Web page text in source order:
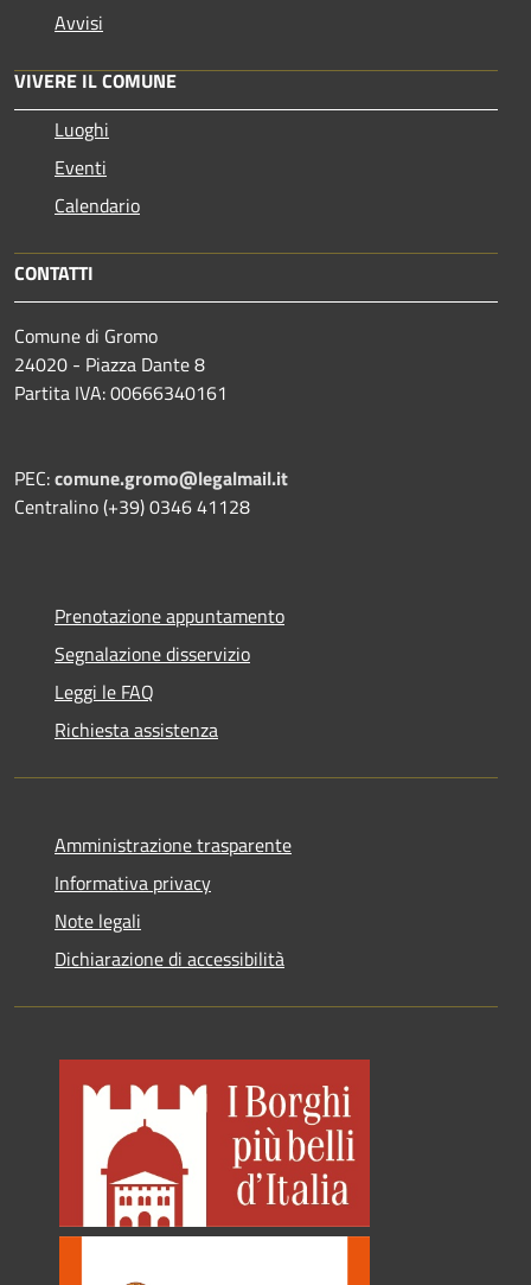
Avvisi
VIVERE IL COMUNE
Luoghi
Eventi
Calendario
CONTATTI
Comune di Gromo
24020 - Piazza Dante 8
Partita IVA: 00666340161
PEC:comune.gromo@legalmail.it
Centralino (+39) 0346 41128
Prenotazione appuntamento
Segnalazione disservizio
Leggi le FAQ
Richiesta assistenza
Amministrazione trasparente
Informativa privacy
Note legali
Dichiarazione di accessibilità